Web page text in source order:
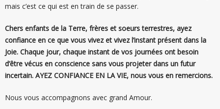
mais c’est ce qui est en train de se passer.
Chers enfants de la Terre, frères et soeurs terrestres, ayez
confiance en ce que vous vivez et vivez l’instant présent dans la
Joie. Chaque jour, chaque instant de vos journées ont besoin
d’être vécus en conscience sans vous projeter dans un futur
incertain. AYEZ CONFIANCE EN LA VIE, nous vous en remercions.
Nous vous accompagnons avec grand Amour.